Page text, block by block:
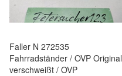
Faller N 272535
Fahrradständer / OVP Original
verschweißt / OVP